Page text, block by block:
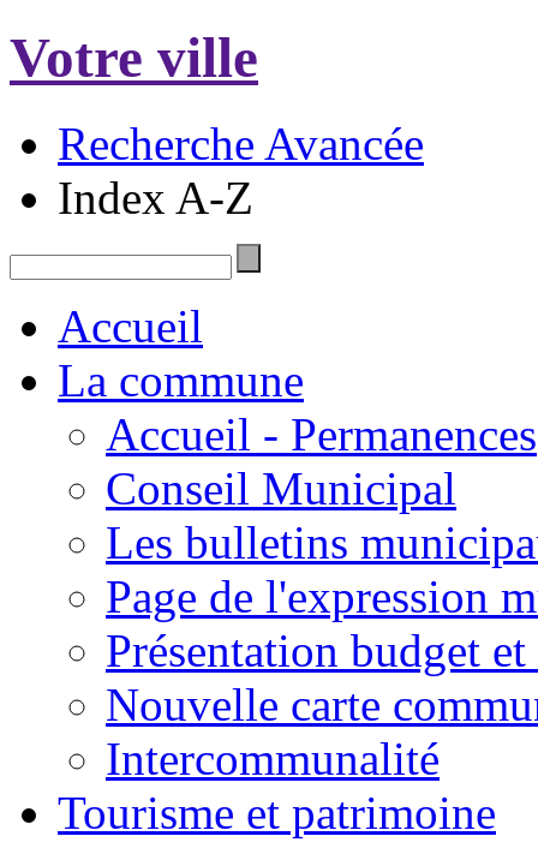
Votre ville
Recherche Avancée
Index A-Z
Accueil
La commune
Accueil - Permanences
Conseil Municipal
Les bulletins
Page de l'expression
Présentation budget
Nouvelle carte
Intercommunalité
Tourisme et patrimoine